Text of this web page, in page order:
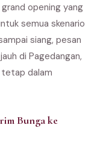
opening yang
semua skenario
siang, pesan
di Pagedangan,
tetap dalam
Bunga ke